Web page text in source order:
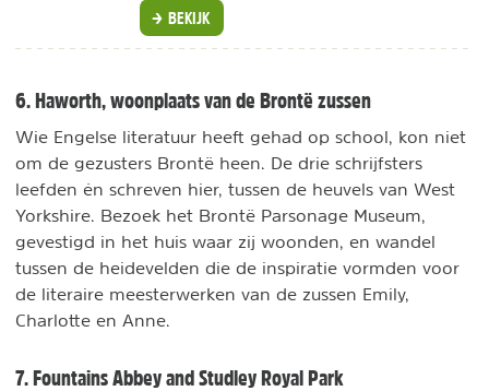
BEKIJK
6. Haworth, woonplaats van de Brontë zussen
Wie Engelse literatuur heeft gehad op school, kon niet
om de gezusters Brontë heen. De drie schrijfsters
leefden én schreven hier, tussen de heuvels van West
Yorkshire. Bezoek het Brontë Parsonage Museum,
gevestigd in het huis waar zij woonden, en wandel
tussen de heidevelden die de inspiratie vormden voor
de literaire meesterwerken van de zussen Emily,
Charlotte en Anne.
7. Fountains Abbey and Studley Royal Park